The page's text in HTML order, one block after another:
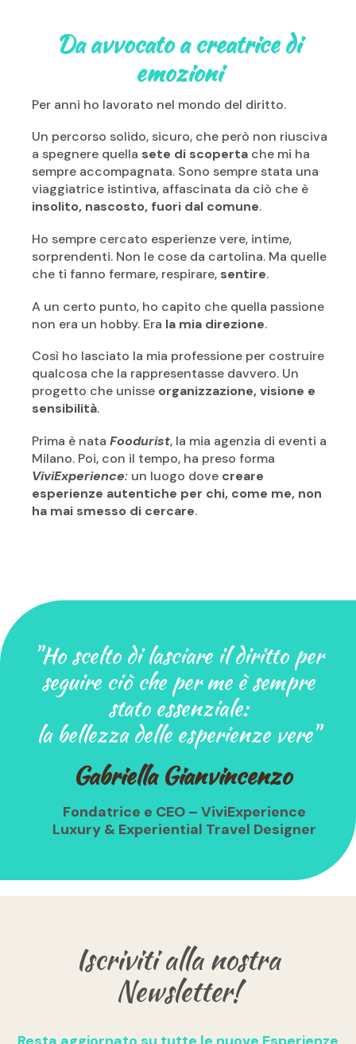
Da avvocato a creatrice di
emozioni
Per anni ho lavorato nel mondo del diritto.
Un percorso solido, sicuro, che però non riusciva
a spegnere quella sete di scoperta che mi ha
sempre accompagnata. Sono sempre stata una
viaggiatrice istintiva, affascinata da ciò che è
insolito, nascosto, fuori dal comune.
Ho sempre cercato esperienze vere, intime,
sorprendenti. Non le cose da cartolina. Ma quelle
che ti fanno fermare, respirare, sentire.
A un certo punto, ho capito che quella passione
non era un hobby. Era la mia direzione.
Così ho lasciato la mia professione per costruire
qualcosa che la rappresentasse davvero. Un
progetto che unisse organizzazione, visione e
sensibilità.
Prima è nata Foodurist, la mia agenzia di eventi a
Milano. Poi, con il tempo, ha preso forma
ViviExperience: un luogo dove creare
esperienze autentiche per chi, come me, non
ha mai smesso di cercare.
"Ho scelto di lasciare il diritto per
seguire ciò che per me è sempre
stato essenziale:
la bellezza delle esperienze vere"
Gabriella Gianvincenzo
Fondatrice e CEO – ViviExperience
Luxury & Experiential Travel Designer
Iscriviti alla nostra
Newsletter!